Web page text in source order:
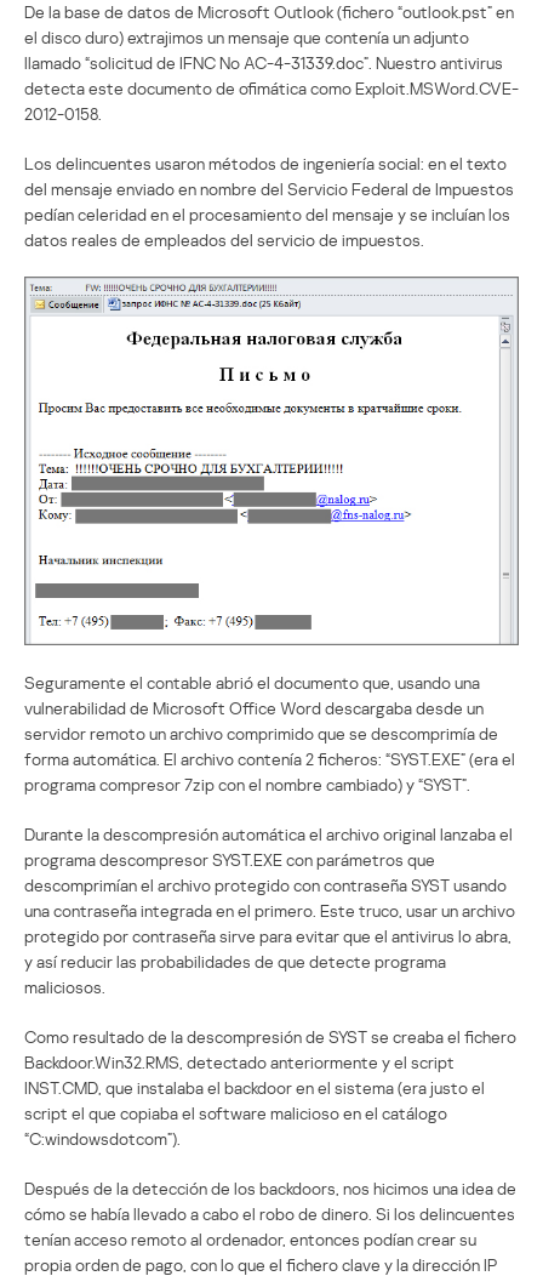
De la base de datos de Microsoft Outlook (fichero “outlook.pst” en
el disco duro) extrajimos un mensaje que contenía un adjunto
llamado “solicitud de IFNC No AC-4-31339.doc”. Nuestro antivirus
detecta este documento de ofimática como Exploit.MSWord.CVE-
2012-0158.
Los delincuentes usaron métodos de ingeniería social: en el texto
del mensaje enviado en nombre del Servicio Federal de Impuestos
pedían celeridad en el procesamiento del mensaje y se incluían los
datos reales de empleados del servicio de impuestos.
Seguramente el contable abrió el documento que, usando una
vulnerabilidad de Microsoft Office Word descargaba desde un
servidor remoto un archivo comprimido que se descomprimía de
forma automática. El archivo contenía 2 ficheros: “SYST.EXE” (era el
programa compresor 7zip con el nombre cambiado) y “SYST”.
Durante la descompresión automática el archivo original lanzaba el
programa descompresor SYST.EXE con parámetros que
descomprimían el archivo protegido con contraseña SYST usando
una contraseña integrada en el primero. Este truco, usar un archivo
protegido por contraseña sirve para evitar que el antivirus lo abra,
y así reducir las probabilidades de que detecte programa
maliciosos.
Como resultado de la descompresión de SYST se creaba el fichero
Backdoor.Win32.RMS, detectado anteriormente y el script
INST.CMD, que instalaba el backdoor en el sistema (era justo el
script el que copiaba el software malicioso en el catálogo
“C:windowsdotcom”).
Después de la detección de los backdoors, nos hicimos una idea de
cómo se había llevado a cabo el robo de dinero. Si los delincuentes
tenían acceso remoto al ordenador, entonces podían crear su
propia orden de pago, con lo que el fichero clave y la dirección IP